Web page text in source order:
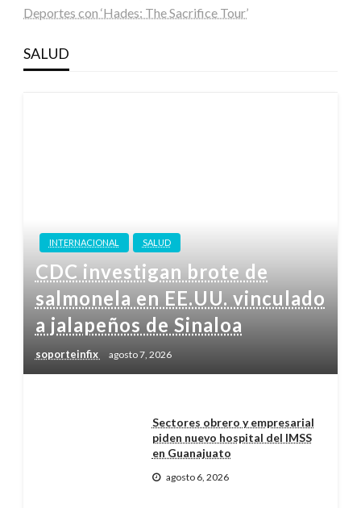
Deportes con ‘Hades: The Sacrifice Tour’
SALUD
INTERNACIONAL SALUD
CDC investigan brote de
salmonela en EE.UU. vinculado
a jalapeños de Sinaloa
soporteinfix agosto 7, 2026
Sectores obrero y empresarial
piden nuevo hospital del IMSS
en Guanajuato
agosto 6, 2026